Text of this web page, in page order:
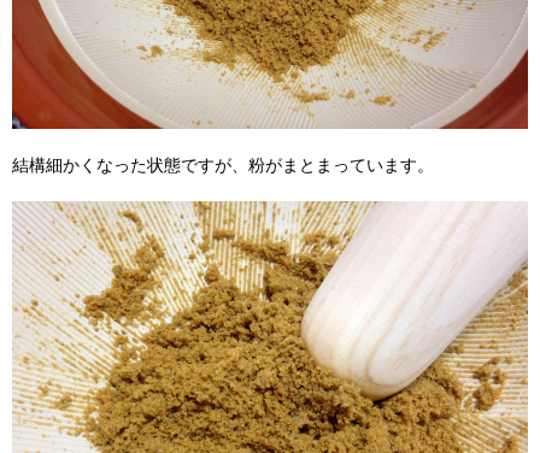
結構細かくなった状態ですが、粉がまとまっています。